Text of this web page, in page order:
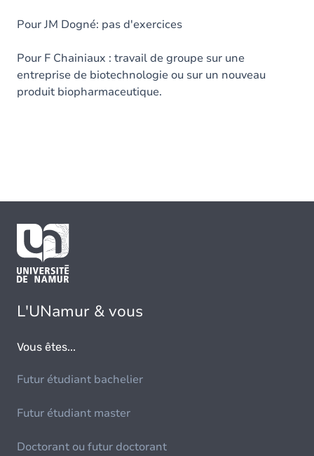
Pour JM Dogné: pas d'exercices
Pour F Chainiaux : travail de groupe sur une
entreprise de biotechnologie ou sur un nouveau
produit biopharmaceutique.
L'UNamur & vous
Vous êtes...
Futur étudiant bachelier
Futur étudiant master
Doctorant ou futur doctorant